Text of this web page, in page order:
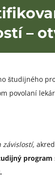
–
študijného
povolaní
závislostí,